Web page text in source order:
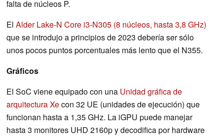
falta de núcleos P.
El Alder Lake-N Core i3-N305 (8 núcleos, hasta 3,8 GHz)
que se introdujo a principios de 2023 debería ser sólo
unos pocos puntos porcentuales más lento que el N355.
Gráficos
El SoC viene equipado con una Unidad gráfica de
arquitectura Xecon 32 UE (unidades de ejecución) que
funcionan hasta a 1,35 GHz. La iGPU puede manejar
hasta 3 monitores UHD 2160p y decodifica por hardware